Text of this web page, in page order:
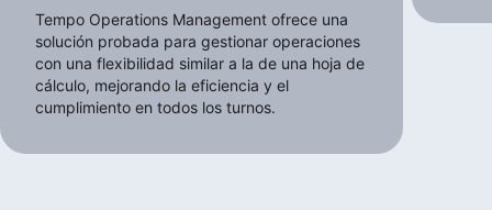
Tempo Operations Management ofrece una
solución probada para gestionar operaciones
con una flexibilidad similar a la de una hoja de
cálculo, mejorando la eficiencia y el
cumplimiento en todos los turnos.